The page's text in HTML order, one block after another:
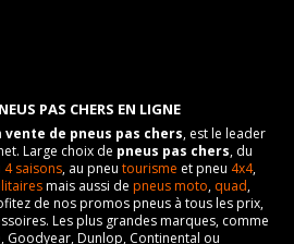
PAS CHERS EN LIGNE
vente de pneus pas chers, est le leader
Large choix de pneus pas chers, du
4 saisons, au pneu tourisme et pneu 4x4,
mais aussi de pneus moto, quad,
de nos promos pneus à tous les prix,
Les plus grandes marques, comme
Goodyear, Dunlop, Continental ou